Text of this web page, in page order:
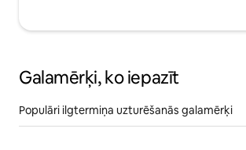
Galamērķi, ko iepazīt
Populāri ilgtermiņa uzturēšanās galamērķi